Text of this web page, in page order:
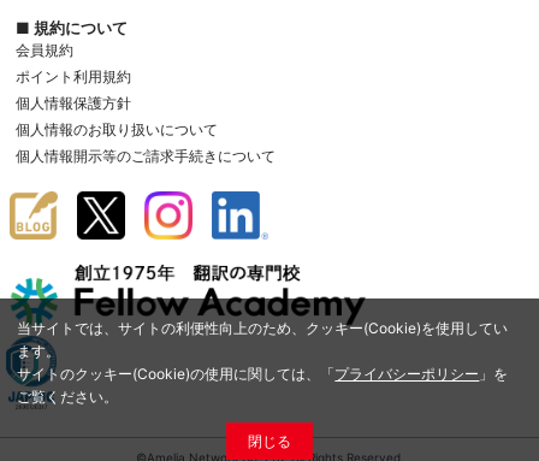
当サイトでは、サイトの利便性向上のため、クッキー(Cookie)を使用してい
ます。
サイトのクッキー(Cookie)の使用に関しては、「プライバシーポリシー 」を
ご覧ください。
閉じる
■ 規約について
会員規約
ポイント利用規約
個人情報保護方針
個人情報のお取り扱いについて
個人情報開示等のご請求手続きについて
©Amelia Network Co.,Ltd. All Rights Reserved.